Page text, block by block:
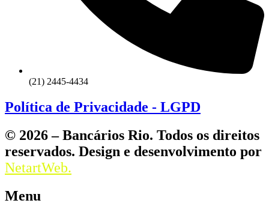
(21) 2445-4434
Política de Privacidade - LGPD
© 2026 – Bancários Rio. Todos os direitos
reservados. Design e desenvolvimento por
NetartWeb.
Menu